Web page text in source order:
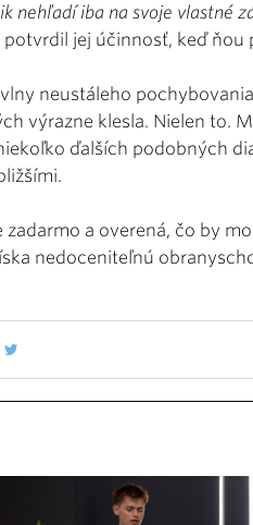
nehľadí iba na svoje vlastné
potvrdil jej účinnosť, keď ňou
neustáleho
výrazne klesla. Nielen to.
ďalších podobných
a overená, čo by
nedoceniteľnú